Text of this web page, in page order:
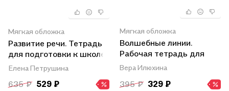
Мягкая обложка
Развитие речи. Тетрадь
для подготовки к школе
детей 5–7 лет
Елена Петрушина
635 ₽ 529 ₽
Мягкая обложка
Волшебные линии.
Рабочая тетрадь для
подготовки к школе. В
двух частях. Часть 1.
ФГОС ДО 2021. ФОП ДО
Вера Илюхина
395 ₽ 329 ₽